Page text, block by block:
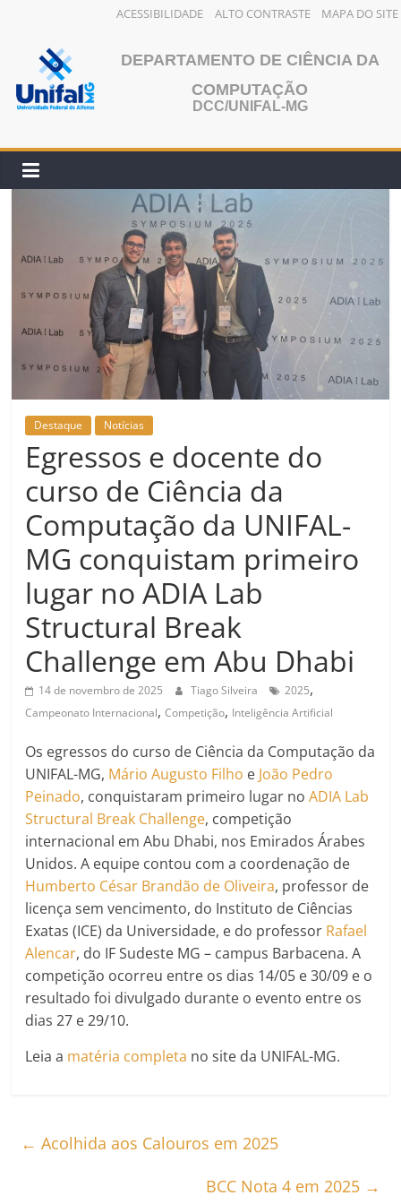
ACESSIBILIDADE ALTO CONTRASTE MAPA DO SITE
conteúdo
DEPARTAMENTO DE CIÊNCIA DA
COMPUTAÇÃO
DCC/UNIFAL-MG
Destaque Notícias
Egressos e docente do
curso de Ciência da
Computação da UNIFAL-
MG conquistam primeiro
lugar no ADIA Lab
Structural Break
Challenge em Abu Dhabi
14 de novembro de 2025 Tiago Silveira 2025,
Campeonato Internacional,Competição, Inteligência Artificial
Os egressos do curso de Ciência da Computação da
UNIFAL-MG, Mário Augusto Filho e João Pedro
Peinado, conquistaram primeiro lugar noADIA Lab
Structural Break Challenge, competição
internacional em Abu Dhabi, nos Emirados Árabes
Unidos. A equipe contou com a coordenação de
Humberto César Brandão de Oliveira, professor de
licença sem vencimento, do Instituto de Ciências
Exatas (ICE) da Universidade, e do professor Rafael
Alencar, do IF Sudeste MG – campus Barbacena. A
competição ocorreu entre os dias 14/05 e 30/09 e o
resultado foi divulgado durante o evento entre os
dias 27 e 29/10.
Leia a matéria completa no site da UNIFAL-MG.
← Acolhida aos Calouros em 2025
BCC Nota 4 em 2025 →